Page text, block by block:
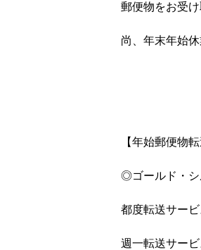
郵便物をお受
尚、年末年始
【年始郵便物
◎ゴールド・シ
都度転送サー
週一転送サー